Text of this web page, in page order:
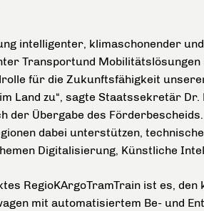
intelligenter, klimaschonender und
Transportund Mobilitätslösungen
für die Zukunftsfähigkeit
Land zu“, sagte Staatssekretär
der Übergabe des
dabei unterstützen,
Digitalisierung, Künstliche
RegioKArgoTramTrain ist es,
mit automatisiertem Be- und